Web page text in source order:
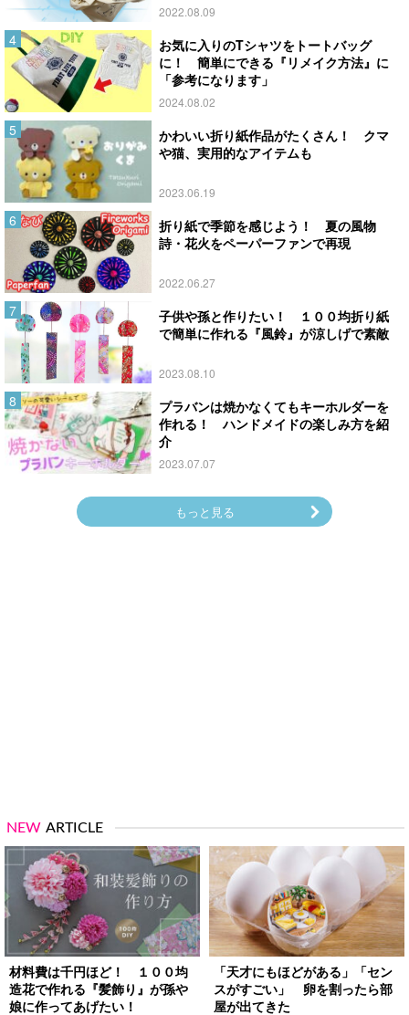
2022.08.09
お気に入りのTシャツをトートバッグ
に！ 簡単にできる『リメイク方法』に
「参考になります」
2024.08.02
かわいい折り紙作品がたくさん！ クマ
や猫、実用的なアイテムも
2023.06.19
折り紙で季節を感じよう！ 夏の風物
詩・花火をペーパーファンで再現
2022.06.27
子供や孫と作りたい！ １００均折り紙
で簡単に作れる『風鈴』が涼しげで素敵
2023.08.10
プラバンは焼かなくてもキーホルダーを
作れる！ ハンドメイドの楽しみ方を紹
介
2023.07.07
もっと見る
NEW ARTICLE
材料費は千円ほど！ １００均
造花で作れる『髪飾り』が孫や
娘に作ってあげたい！
「天才にもほどがある」「セン
スがすごい」 卵を割ったら部
屋が出てきた